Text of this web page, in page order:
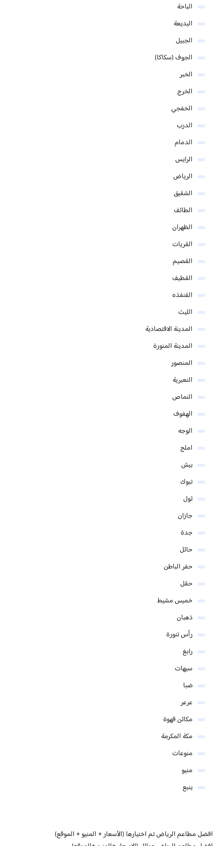
الباحة
البديعة
الجبيل
الجوف (سكاكا)
الخبر
الخرج
الخفجي
الدرب
الدمام
الرايس
الرياض
الشقيق
الطائف
الظهران
القريات
القصيم
القطيف
القنفذه
الليث
المدينة الاقتصادية
المدينة المنورة
المنصور
النعيرية
النماص
الهفوف
الوجه
املج
بيش
تبوك
ثول
جازان
جدة
حائل
حفر الباطن
حقل
خميس مشيط
ذهبان
رأس تنورة
رابغ
سيهات
ضبا
عرعر
مكائن قهوة
مكة المكرمة
منوعات
منيو
ينبع
افضل مطاعم الرياض تم اختيارها (الأسعار + المنيو + الموقع)